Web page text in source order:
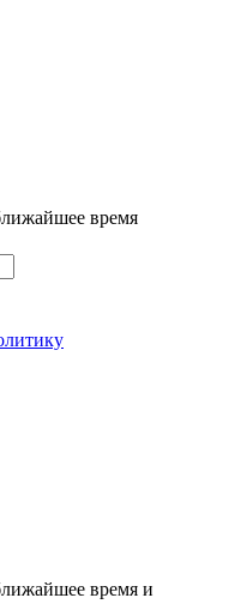
время
время и